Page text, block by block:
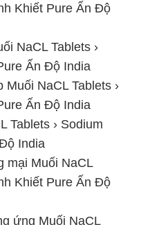
Khiết Pure Ấn Độ
NaCL Tablets ›
Ấn Độ India
NaCL Tablets ›
Ấn Độ India
Tablets › Sodium
India
mại Muối NaCL
Khiết Pure Ấn Độ
ứng Muối NaCL